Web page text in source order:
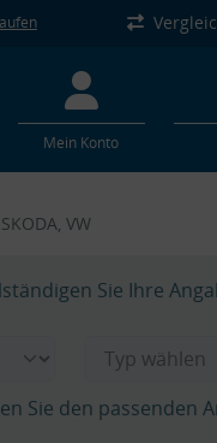
Mein Konto
VW
Sie Ihre
Sie den passenden